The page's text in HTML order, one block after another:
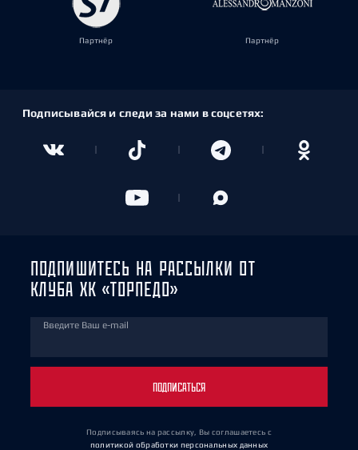
Партнёр Партнёр
Подписывайся и следи за нами в соцсетях:
ПОДПИШИТЕСЬ НА РАССЫЛКИ ОТ
КЛУБА ХК «ТОРПЕДО»
Введите Ваш e-mail
ПОДПИСАТЬСЯ
Подписываясь на рассылку, Вы соглашаетесь с
политикой обработки персональных данных